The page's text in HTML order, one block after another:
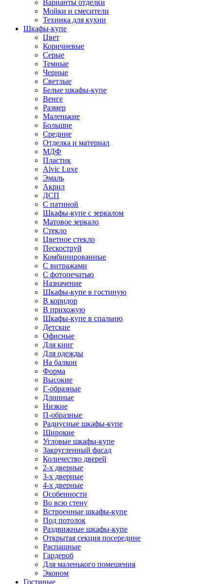
Варианты отделки
Мойки и смесители
Техника для кухни
Шкафы-купе
Цвет
Коричневые
Серые
Темные
Черные
Светлые
Белые шкафы-купе
Венге
Размер
Маленькие
Большие
Средние
Отделка и материал
МДФ
Пластик
Alvic Luxe
Эмаль
Акрил
ДСП
С патиной
Шкафы-купе с зеркалом
Матовое зеркало
Стекло
Цветное стекло
Пескоструй
Комбинированные
С витражами
С фотопечатью
Назначение
Шкафы-купе в гостиную
В коридор
В прихожую
Шкафы-купе в спальню
Детские
Офисные
Для книг
Для одежды
На балкон
Форма
Высокие
Г-образные
Длинные
Низкие
П-образные
Радиусные шкафы-купе
Широкие
Угловые шкафы-купе
Закругленный фасад
Количество дверей
2-х дверные
3-х дверные
4-х дверные
Особенности
Во всю стену
Встроенные шкафы-купе
Под потолок
Раздвижные шкафы-купе
Открытая секция посередине
Распашные
Гардероб
Для маленького помещения
Эконом
Гостиные